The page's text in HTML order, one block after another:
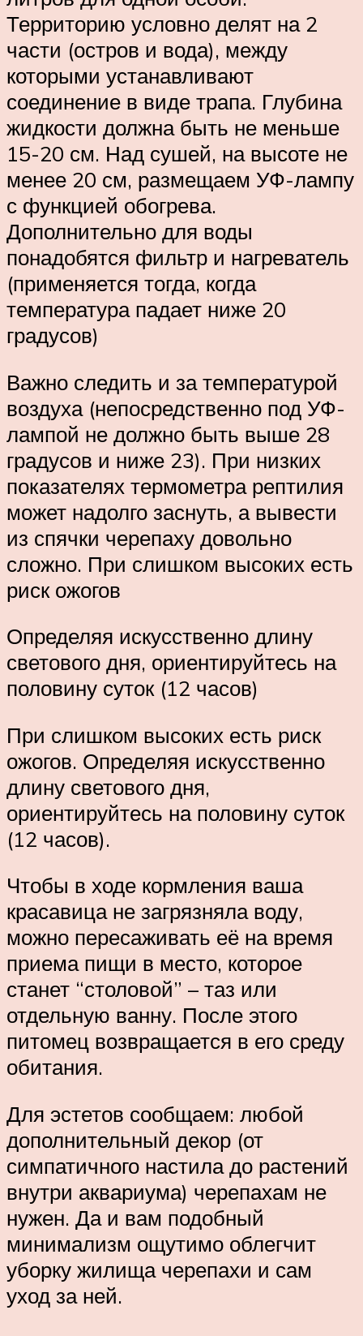
Территорию условно делят на 2
части (остров и вода), между
которыми устанавливают
соединение в виде трапа. Глубина
жидкости должна быть не меньше
15-20 см. Над сушей, на высоте не
менее 20 см, размещаем УФ-лампу
с функцией обогрева.
Дополнительно для воды
понадобятся фильтр и нагреватель
(применяется тогда, когда
температура падает ниже 20
градусов)
Важно следить и за температурой
воздуха (непосредственно под УФ-
лампой не должно быть выше 28
градусов и ниже 23). При низких
показателях термометра рептилия
может надолго заснуть, а вывести
из спячки черепаху довольно
сложно. При слишком высоких есть
риск ожогов
Определяя искусственно длину
светового дня, ориентируйтесь на
половину суток (12 часов)
При слишком высоких есть риск
ожогов. Определяя искусственно
длину светового дня,
ориентируйтесь на половину суток
(12 часов).
Чтобы в ходе кормления ваша
красавица не загрязняла воду,
можно пересаживать её на время
приема пищи в место, которое
станет “столовой” – таз или
отдельную ванну. После этого
питомец возвращается в его среду
обитания.
Для эстетов сообщаем: любой
дополнительный декор (от
симпатичного настила до растений
внутри аквариума) черепахам не
нужен. Да и вам подобный
минимализм ощутимо облегчит
уборку жилища черепахи и сам
уход за ней.